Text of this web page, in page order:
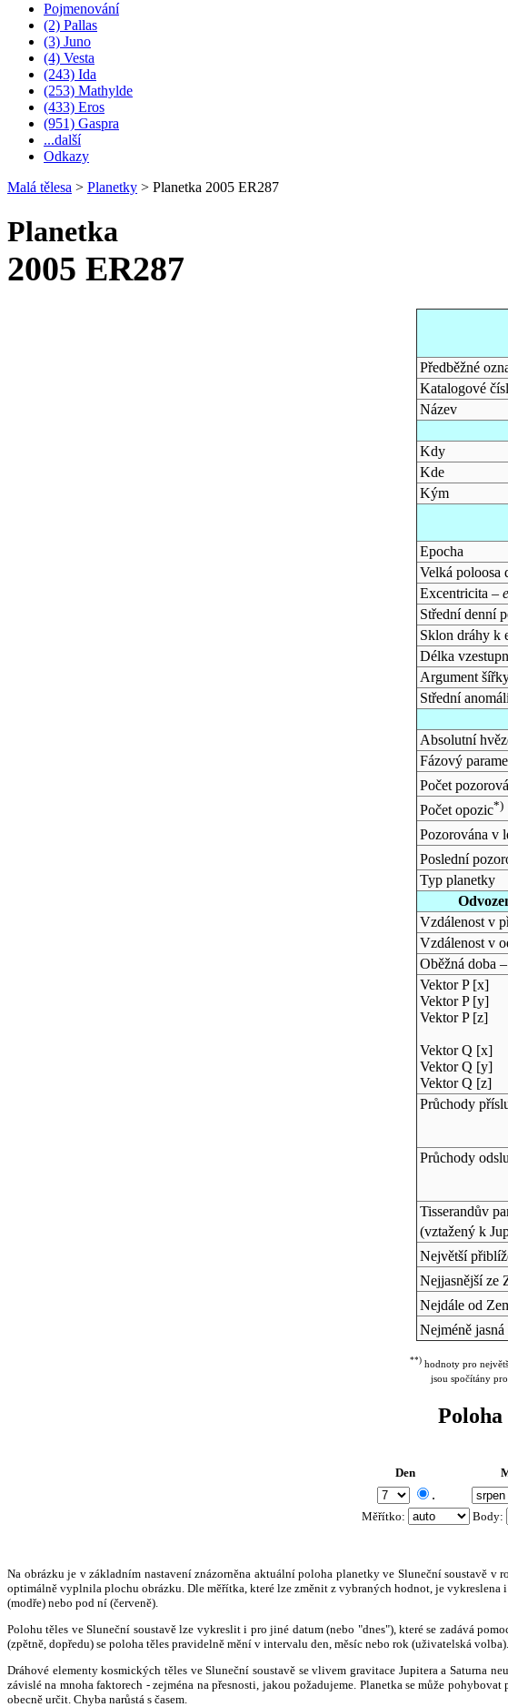
Pojmenování
(2) Pallas
(3) Juno
(4) Vesta
(243) Ida
(253) Mathylde
(433) Eros
(951) Gaspra
...další
Odkazy
Malá tělesa > Planetky > Planetka 2005 ER287
Planetka
2005 ER287
Předběžné
Katalogové
Název
Kdy
Kde
Kým
Epocha
Velká poloosa
Excentricita – e
Střední denní
Sklon dráhy k
Délka
Argument
Střední
Absolutní
Fázový
Počet
Počet opozic*)
Pozorována v
Poslední
Typ planetky
Vzdálenost v
Vzdálenost v
Oběžná doba –
Vektor P [x]
Vektor P [y]
Vektor P [z]
Vektor Q [x]
Vektor Q [y]
Vektor Q [z]
Průchody
Průchody
Tisserandův
(vztažený k
Největší
Nejjasnější ze
Nejdále od
Nejméně jasná
**) hodnoty pro
jsou spočítány
Poloha
Den
.
Měřítko: Body:
Na obrázku je v základním nastavení znázorněna aktuální poloha planetky ve Sluneční
optimálně vyplnila plochu obrázku. Dle měřítka, které lze změnit z vybraných hodnot, je
(modře) nebo pod ní (červeně).
Polohu těles ve Sluneční soustavě lze vykreslit i pro jiné datum (nebo "dnes"), které se zadává
(zpětně, dopředu) se poloha těles pravidelně mění v intervalu den, měsíc nebo rok (uživatelská
Dráhové elementy kosmických těles ve Sluneční soustavě se vlivem gravitace Jupitera a Saturna
závislé na mnoha faktorech - zejména na přesnosti, jakou požadujeme. Planetka se může
obecně určit. Chyba narůstá s časem.